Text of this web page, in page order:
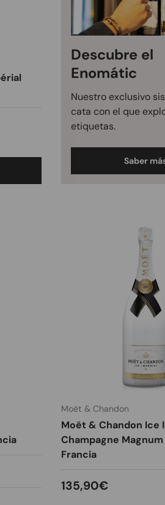
Descubre el
Enomátic
Nuestro exclusivo
cata con el que
etiquetas.
Saber
Moët & Chandon
Moët & Chandon Ice
Champagne Magnum
Francia
Precio normal
135,90€